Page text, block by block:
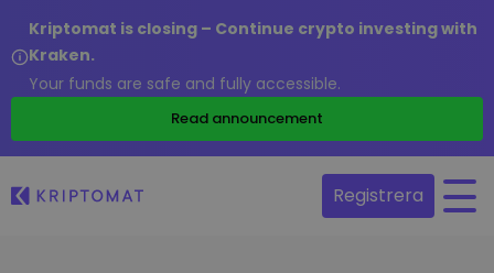
Kriptomat is closing – Continue crypto investing with
Kraken.
Your funds are safe and fully accessible.
Read announcement
Registrera